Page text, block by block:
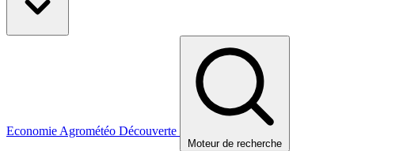
Economie Agrométéo Découverte
Moteur de recherche